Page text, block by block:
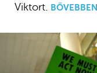
Viktort.